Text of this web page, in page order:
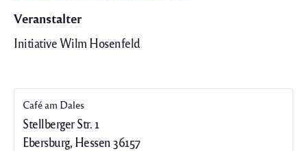
Veranstalter
Initiative Wilm Hosenfeld
Café am Dales
Stellberger Str. 1
Ebersburg, Hessen 36157